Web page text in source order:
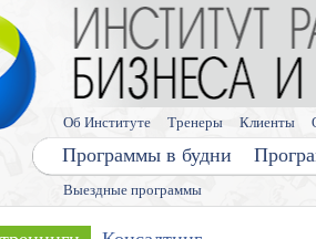
Выездные программы
Программы в будни
Об Институте Тренеры Клиенты